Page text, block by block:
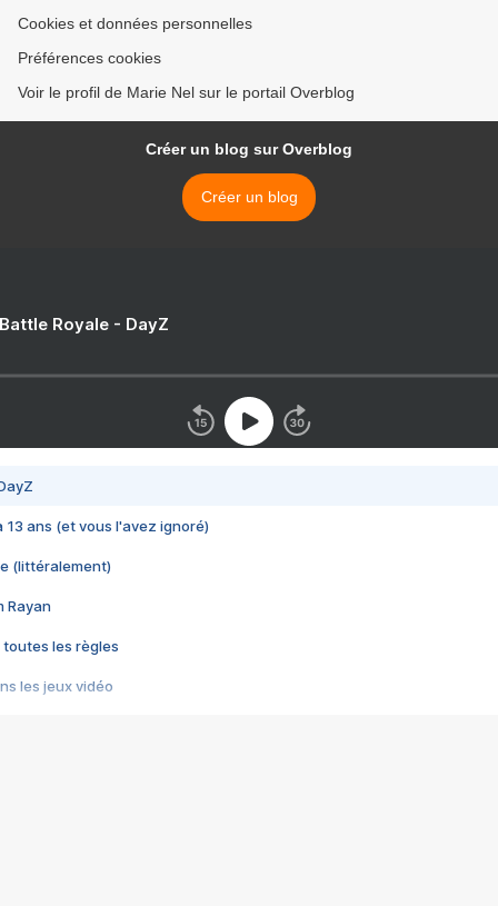
Cookies et données personnelles
Préférences cookies
Voir le profil de Marie Nel sur le portail Overblog
Créer un blog sur Overblog
Créer un blog
Royale - DayZ
13 ans (et vous l'avez ignoré)
(littéralement)
Rayan
toutes les règles
les jeux vidéo